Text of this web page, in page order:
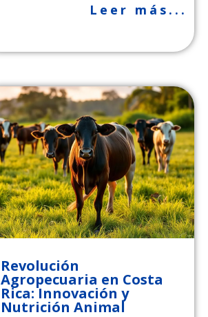
Leer más...
Revolución
Agropecuaria en Costa
Rica: Innovación y
Nutrición Animal